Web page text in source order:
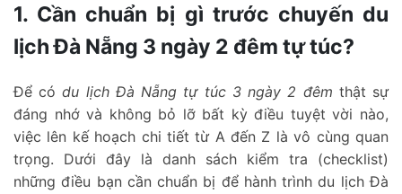
1. Cần chuẩn bị gì trước chuyến du
lịch Đà Nẵng 3 ngày 2 đêm tự túc?
Để códu lịch Đà Nẵng tự túc 3 ngày 2 đêm thật sự
đáng nhớ và không bỏ lỡ bất kỳ điều tuyệt vời nào,
việc lên kế hoạch chi tiết từ A đến Z là vô cùng quan
trọng. Dưới đây là danh sách kiểm tra (checklist)
những điều bạn cần chuẩn bị để hành trình du lịch Đà